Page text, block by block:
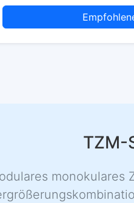
TZM-
monokulares